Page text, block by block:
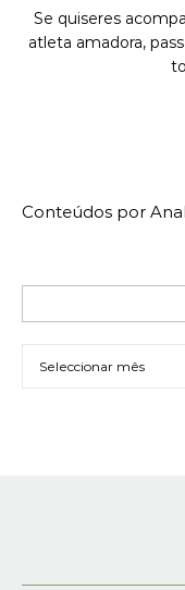
Se quiseres
atleta amadora,
Conteúdos por